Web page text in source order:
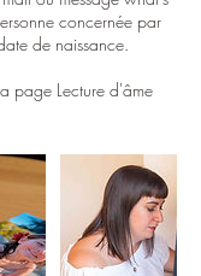
concernée par
de naissance.
page Lecture d'âme